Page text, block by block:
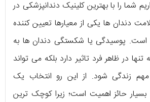
شما را با بهترین کلینیک دندانپزشکی در
دندان ها یکی از معیارها تعیین کننده
پوسیدگی یا شکستگی دندان ها به
در ظاهر فرد تاثیر دارد بلکه می تواند
مهم زندگی شود. از این رو انتخاب یک
بسیار حائز اهمیت است؛ زیرا کوچک ترین